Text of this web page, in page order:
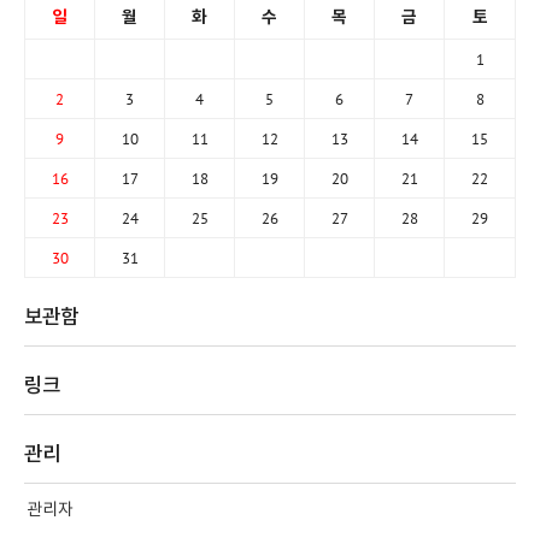
일 월 화 수 목 금 토
1
2 3 4 5 6 7 8
9 10 11 12 13 14 15
16 17 18 19 20 21 22
23 24 25 26 27 28 29
30 31
보관함
링크
관리
관리자